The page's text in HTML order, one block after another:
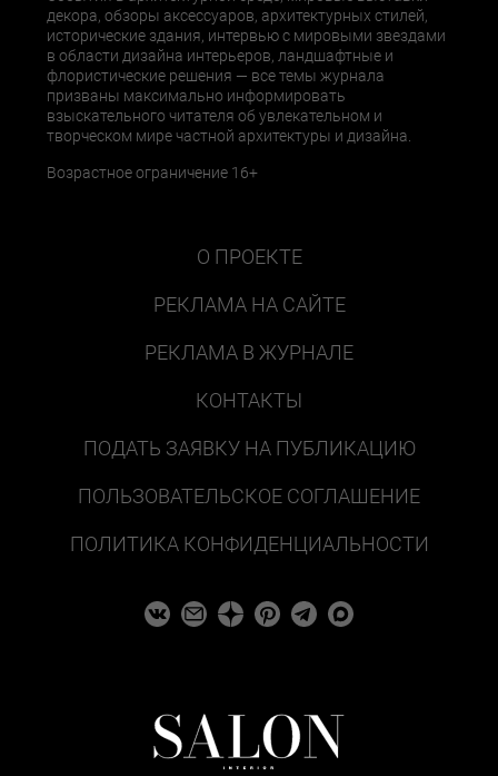
декора, обзоры аксессуаров, архитектурных стилей,
исторические здания, интервью с мировыми звездами
в области дизайна интерьеров, ландшафтные и
флористические решения — все темы журнала
призваны максимально информировать
взыскательного читателя об увлекательном и
творческом мире частной архитектуры и дизайна.
Возрастное ограничение 16+
О ПРОЕКТЕ
РЕКЛАМА НА САЙТЕ
РЕКЛАМА В ЖУРНАЛЕ
КОНТАКТЫ
ПОДАТЬ ЗАЯВКУ НА ПУБЛИКАЦИЮ
ПОЛЬЗОВАТЕЛЬСКОЕ СОГЛАШЕНИЕ
ПОЛИТИКА КОНФИДЕНЦИАЛЬНОСТИ